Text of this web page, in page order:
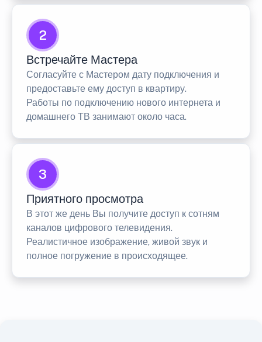
2
Встречайте Мастера
Согласуйте с Мастером дату подключения и
предоставьте ему доступ в квартиру.
Работы по подключению нового интернета и
домашнего ТВ занимают около часа.
3
Приятного просмотра
В этот же день Вы получите доступ к сотням
каналов цифрового телевидения.
Реалистичное изображение, живой звук и
полное погружение в происходящее.